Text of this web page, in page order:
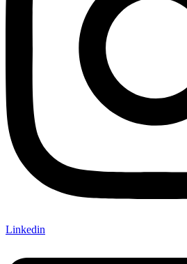
Linkedin